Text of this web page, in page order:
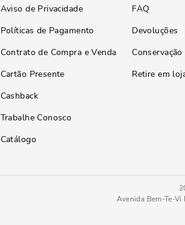
Aviso de Privacidade
Políticas de Pagamento
Contrato de Compra e Venda
Cartão Presente
Cashback
Trabalhe Conosco
Catálogo
FAQ
Devoluções
Retire em
Avenida Bem-Te-